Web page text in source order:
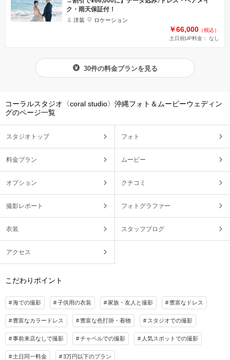
ク・雨天保証付！
洋装 ロケーション
￥66,000 （税込）
土日祝UP料金： なし
30件の料金プランを見る
コーラルスタジオ〈coral studio〉沖縄フォト＆ムービーウェディン
グのページ一覧
スタジオトップ フォト
料金プラン ムービー
オプション クチコミ
撮影レポート フォトグラファー
衣装 スタッフブログ
アクセス
こだわりポイント
海での撮影 子供用の衣装 家族・友人と撮影 豊富なドレス
豊富なカラードレス 豊富な色打掛・着物 スタジオでの撮影
事前来店なしで撮影 チャペルでの撮影 人気スポットでの撮影
土日同一料金 3万円以下のプラン